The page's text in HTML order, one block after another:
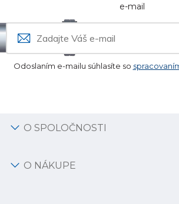
e-mail
Odoslaním e-mailu súhlasíte so
O SPOLOČNOSTI
O NÁKUPE